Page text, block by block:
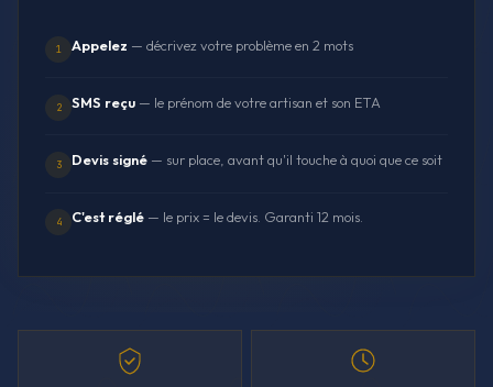
1 Appelez — décrivez votre problème en 2 mots
2 SMS reçu — le prénom de votre artisan et son ETA
3 Devis signé — sur place, avant qu'il touche à quoi que ce soit
4 C'est réglé — le prix = le devis. Garanti 12 mois.